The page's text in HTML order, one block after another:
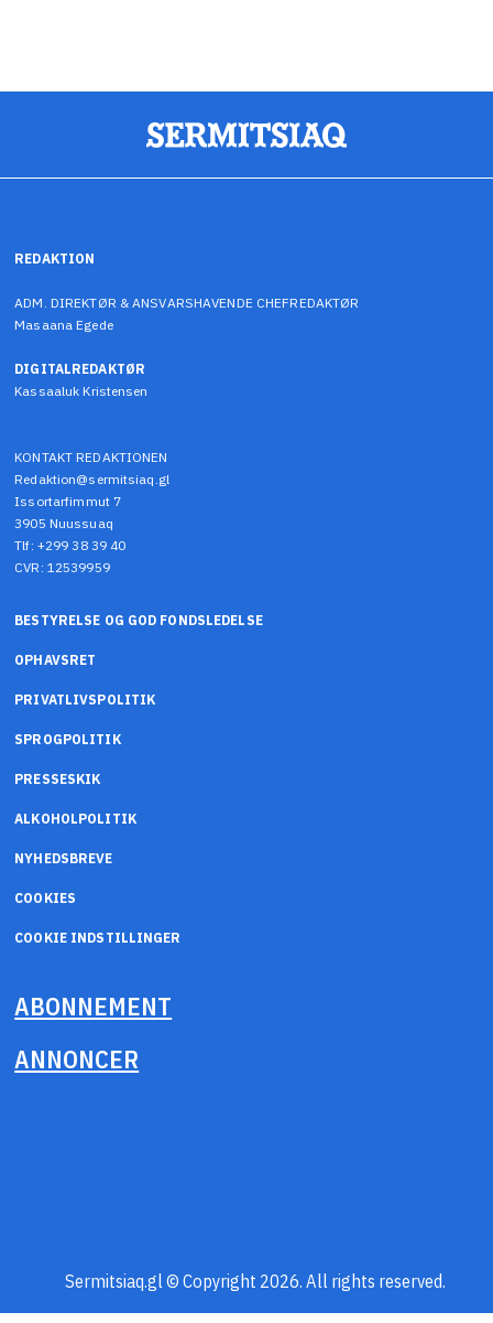
REDAKTION
ADM. DIREKTØR & ANSVARSHAVENDE CHEFREDAKTØR
Masaana Egede
DIGITALREDAKTØR
Kassaaluk Kristensen
KONTAKT REDAKTIONEN
Redaktion@sermitsiaq.gl
Issortarfimmut 7
3905 Nuussuaq
Tlf: +299 38 39 40
CVR: 12539959
BESTYRELSE OG GOD FONDSLEDELSE
OPHAVSRET
PRIVATLIVSPOLITIK
SPROGPOLITIK
PRESSESKIK
ALKOHOLPOLITIK
NYHEDSBREVE
COOKIES
COOKIE INDSTILLINGER
ABONNEMENT
ANNONCER
Sermitsiaq.gl © Copyright 2026. All rights reserved.